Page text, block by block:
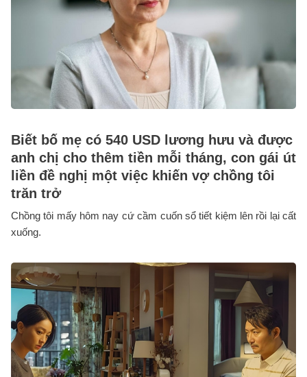
Biết bố mẹ có 540 USD lương hưu và được
anh chị cho thêm tiền mỗi tháng, con gái út
liền đề nghị một việc khiến vợ chồng tôi
trăn trở
Chồng tôi mấy hôm nay cứ cầm cuốn sổ tiết kiệm lên rồi lại cất
xuống.